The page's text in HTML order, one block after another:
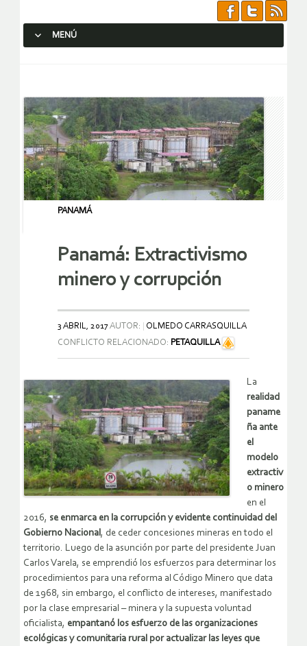
MENÚ
PANAMÁ
Panamá: Extractivismo
minero y corrupción
3 ABRIL, 2017AUTOR:
OLMEDO CARRASQUILLA
CONFLICTO RELACIONADO: PETAQUILLA
La
realidad
paname
ña ante
el
modelo
extractiv
o minero
en el
2016, se enmarca en la corrupción y evidente continuidad del
Gobierno Nacional, de ceder concesiones mineras en todo el
territorio. Luego de la asunción por parte del presidente Juan
Carlos Varela, se emprendió los esfuerzos para determinar los
procedimientos para una reforma al Código Minero que data
de 1968, sin embargo, el conflicto de intereses, manifestado
por la clase empresarial – minera y la supuesta voluntad
oficialista, empantanó los esfuerzo de las organizaciones
ecológicas y comunitaria rural por actualizar las leyes que